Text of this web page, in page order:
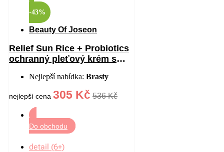
-43%
Beauty Of Joseon
Relief Sun Rice + Probiotics
ochranný pleťový krém s
Nejlepší nabídka: Brasty
nejlepší cena 305 Kč 536 Kč
Do obchodu
detail (6+)